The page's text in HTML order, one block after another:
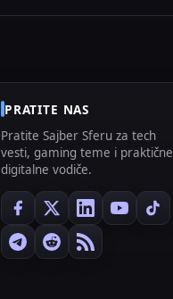
PRATITE NAS
Pratite Sajber Sferu za tech
vesti, gaming teme i praktične
digitalne vodiče.